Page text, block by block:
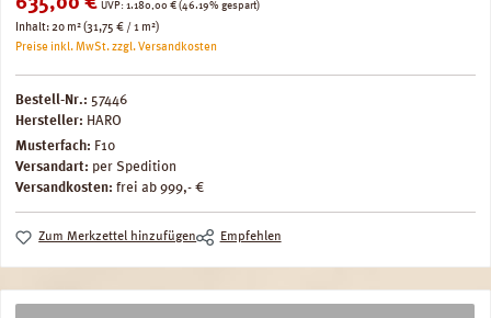
UVP: Regulärer Preis:
1.180,00 € (46.19% gespart)
Inhalt:20 m²(31,75 € / 1 m²)
Preise inkl. MwSt. zzgl. Versandkosten
Bestell-Nr.: 57446
Hersteller: HARO
Musterfach: F10
Versandart: per Spedition
Versandkosten: frei ab 999,- €
Zum Merkzettel hinzufügen Empfehlen